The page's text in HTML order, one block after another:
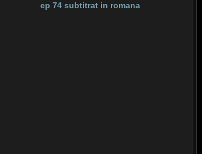
ep 74 subtitrat in romana